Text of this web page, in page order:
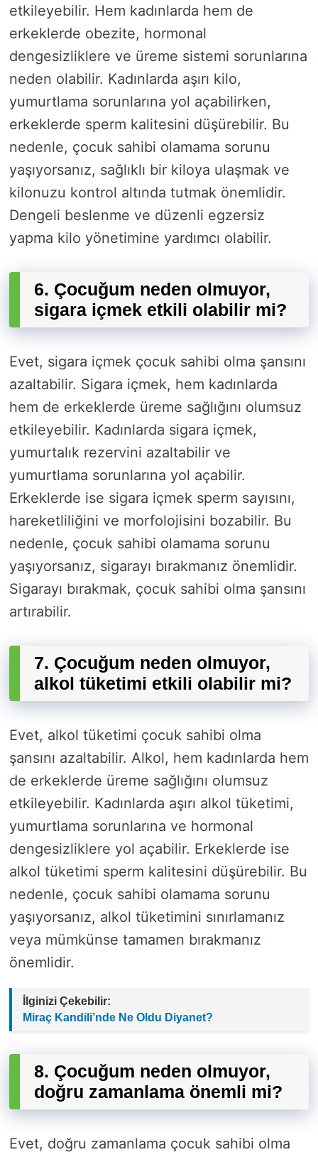
etkileyebilir. Hem kadınlarda hem de
erkeklerde obezite, hormonal
dengesizliklere ve üreme sistemi sorunlarına
neden olabilir. Kadınlarda aşırı kilo,
yumurtlama sorunlarına yol açabilirken,
erkeklerde sperm kalitesini düşürebilir. Bu
nedenle, çocuk sahibi olamama sorunu
yaşıyorsanız, sağlıklı bir kiloya ulaşmak ve
kilonuzu kontrol altında tutmak önemlidir.
Dengeli beslenme ve düzenli egzersiz
yapma kilo yönetimine yardımcı olabilir.
6. Çocuğum neden olmuyor,
sigara içmek etkili olabilir mi?
Evet, sigara içmek çocuk sahibi olma şansını
azaltabilir. Sigara içmek, hem kadınlarda
hem de erkeklerde üreme sağlığını olumsuz
etkileyebilir. Kadınlarda sigara içmek,
yumurtalık rezervini azaltabilir ve
yumurtlama sorunlarına yol açabilir.
Erkeklerde ise sigara içmek sperm sayısını,
hareketliliğini ve morfolojisini bozabilir. Bu
nedenle, çocuk sahibi olamama sorunu
yaşıyorsanız, sigarayı bırakmanız önemlidir.
Sigarayı bırakmak, çocuk sahibi olma şansını
artırabilir.
7. Çocuğum neden olmuyor,
alkol tüketimi etkili olabilir mi?
Evet, alkol tüketimi çocuk sahibi olma
şansını azaltabilir. Alkol, hem kadınlarda hem
de erkeklerde üreme sağlığını olumsuz
etkileyebilir. Kadınlarda aşırı alkol tüketimi,
yumurtlama sorunlarına ve hormonal
dengesizliklere yol açabilir. Erkeklerde ise
alkol tüketimi sperm kalitesini düşürebilir. Bu
nedenle, çocuk sahibi olamama sorunu
yaşıyorsanız, alkol tüketimini sınırlamanız
veya mümkünse tamamen bırakmanız
önemlidir.
İlginizi Çekebilir:
Miraç Kandili’nde Ne Oldu Diyanet?
8. Çocuğum neden olmuyor,
doğru zamanlama önemli mi?
Evet, doğru zamanlama çocuk sahibi olma